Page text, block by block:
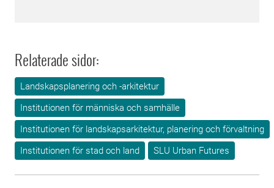
Relaterade sidor:
Landskapsplanering och -arkitektur
Institutionen för människa och samhälle
Institutionen för landskapsarkitektur, planering och förvaltning
Institutionen för stad och land
SLU Urban Futures